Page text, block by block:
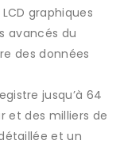
graphiques
avancés du
des données
jusqu’à 64
et des milliers de
et un